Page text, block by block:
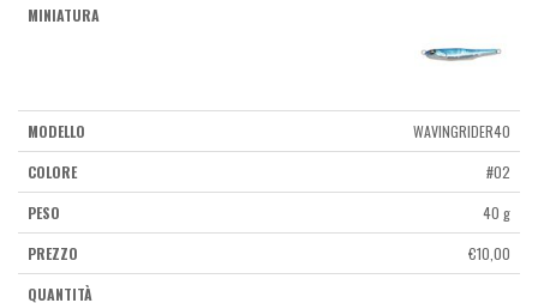
WAVINGRIDER40
#02
40 g
€10,00